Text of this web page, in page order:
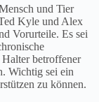
und Tier
Kyle und Alex
Vorurteile. Es sei
betroffener
Wichtig sei ein
zu können.